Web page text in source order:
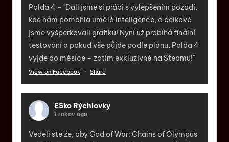
Polda 4 - "Dali jsme si práci s vylepšením pozadí,
kde nám pomohla umělá inteligence, a celkově
jsme vyšperkovali grafiku! Nyní už probíhá finální
testování a pokud vše půjde podle plánu, Polda 4
vyjde do měsíce – zatím exkluzivně na Steamu!"
View on Facebook · Share
ESko Rýchlovky
1 rokov ago
Vedeli ste že, aby God of War: Chains of Olympus